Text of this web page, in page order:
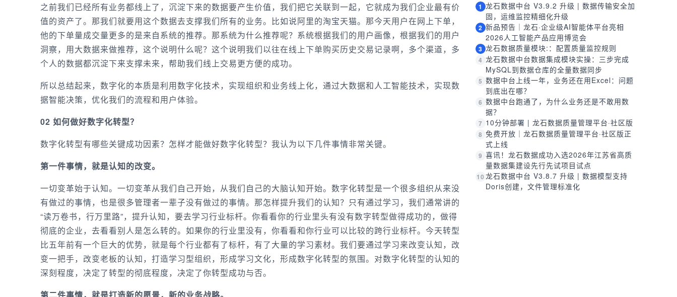
之前我们已经所有业务都线上了，沉淀下来的数据要产生价值，我们把它关联到一起，它就成为我们企业最有价
值的资产了。那我们就要用这个数据去支撑我们所有的业务。比如说阿里的淘宝天猫。那今天用户在网上下单，
他的下单量成交量更多的是来自系统的推荐。那系统为什么推荐呢？系统根据我们的用户画像，根据我们的用户
洞察，用大数据来做推荐，这个说明什么呢？这个说明我们以往在线上下单购买历史交易记录啊，多个渠道，多
个人的数据都沉淀下来支撑未来，帮助我们线上交易更方便的成功。
所以总结起来，数字化的本质是利用数字化技术，实现组织和业务线上化，通过大数据和人工智能技术，实现数
据智能决策，优化我们的流程和用户体验。
02 如何做好数字化转型？
数字化转型有哪些关键成功因素？怎样才能做好数字化转型？我认为以下几件事情非常关键。
第一件事情，就是认知的改变。
一切变革始于认知。一切变革从我们自己开始，从我们自己的大脑认知开始。数字化转型是一个很多组织从来没
有做过的事情，也是很多管理者一辈子没有做过的事情。那怎样提升我们的认知？只有通过学习，我们通常讲的
“读万卷书，行万里路”，提升认知，要去学习行业标杆。你看看你的行业里头有没有数字转型做得成功的，做得
彻底的企业，去看看别人是怎么转的。如果你的行业里没有，你看看和你行业可以比较的跨行业标杆。今天转型
比五年前有一个巨大的优势，就是每个行业都有了标杆，有了大量的学习素材。我们要通过学习来改变认知，改
变一把手，改变老板的认知，打造学习型组织，形成学习文化，形成数字化转型的氛围。对数字化转型的认知的
深刻程度，决定了转型的彻底程度，决定了你转型成功与否。
1 龙石数据中台 V3.9.2 升级 | 数据传输安全加
固，运维监控精细化升级
2 新品预告｜龙石·企业级AI智能体平台亮相
2026人工智能产品应用博览会
3 龙石数据质量模块:：配置质量监控规则
4 龙石数据中台数据集成模块实操：三步完成
MySQL到数据仓库的全量数据同步
5 数据中台上线一年，业务还在用Excel：问题
到底出在哪？
6 数据中台跑通了，为什么业务还是不敢用数
据？
7 10分钟部署 | 龙石数据质量管理平台·社区版
8 免费开放｜龙石数据质量管理平台·社区版正
式上线
9 喜讯！龙石数据成功入选2026年江苏省高质
量数据集建设先行先试项目试点
10 龙石数据中台 V3.8.7 升级 | 数据模型支持
Doris创建，文件管理标准化